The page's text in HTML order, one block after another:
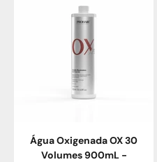
Água Oxigenada OX 30
Volumes 900mL -